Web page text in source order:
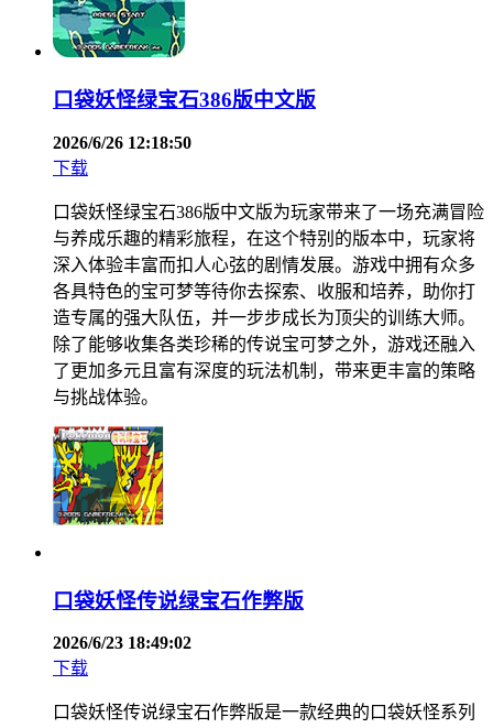
口袋妖怪绿宝石386版中文版
2026/6/26 12:18:50
下载
口袋妖怪绿宝石386版中文版为玩家带来了一场充满冒险
与养成乐趣的精彩旅程，在这个特别的版本中，玩家将
深入体验丰富而扣人心弦的剧情发展。游戏中拥有众多
各具特色的宝可梦等待你去探索、收服和培养，助你打
造专属的强大队伍，并一步步成长为顶尖的训练大师。
除了能够收集各类珍稀的传说宝可梦之外，游戏还融入
了更加多元且富有深度的玩法机制，带来更丰富的策略
与挑战体验。
口袋妖怪传说绿宝石作弊版
2026/6/23 18:49:02
下载
口袋妖怪传说绿宝石作弊版是一款经典的口袋妖怪系列